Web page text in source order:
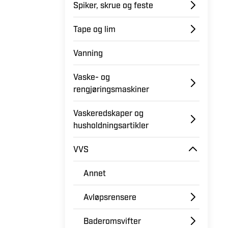
Spiker, skrue og feste
Tape og lim
Vanning
Vaske- og
rengjøringsmaskiner
Vaskeredskaper og
husholdningsartikler
VVS
Annet
Avløpsrensere
Baderomsvifter